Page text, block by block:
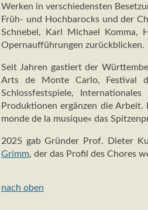
Werken in verschiedensten
Früh- und Hochbarocks und der
Schnebel, Karl Michael Komma,
Opernaufführungen zurückblicken.
Seit Jahren gastiert der
Arts de Monte Carlo, Festival
Schlossfestspiele,
Produktionen ergänzen die
monde de la musique« das
2025 gab Gründer Prof. Dieter
Grimm, der das Profil des Chores
nach oben